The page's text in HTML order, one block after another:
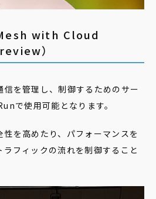
with Cloud
）
を管理し、制御するためのサー
で使用可能となります。
を高めたり、パフォーマンスを
フィックの流れを制御すること